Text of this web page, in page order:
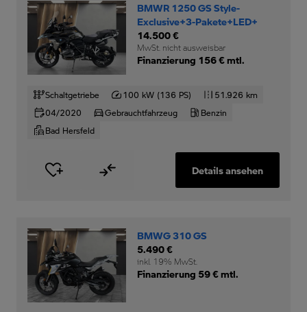
BMWR 1250 GS Style-
Exclusive+3-Pakete+LED+
14.500 €
MwSt. nicht ausweisbar
Finanzierung 156 € mtl.
Schaltgetriebe 100 kW (136 PS)
51.926 km
04/2020
Gebrauchtfahrzeug
Benzin
Bad Hersfeld
Details ansehen
BMWG 310 GS
5.490 €
inkl. 19% MwSt.
Finanzierung 59 € mtl.